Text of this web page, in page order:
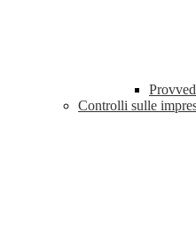
Controlli sulle